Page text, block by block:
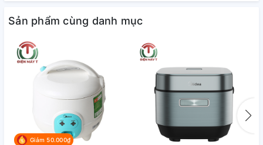
Sản phẩm cùng danh mục
Giảm 50.000₫